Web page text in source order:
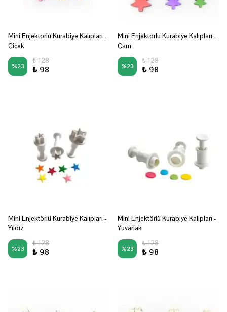
Mini Enjektörlü Kurabiye Kalıpları -
Çiçek
%23
₺ 128
₺ 98
Mini Enjektörlü Kurabiye Kalıpları -
Çam
%23
₺ 128
₺ 98
Mini Enjektörlü Kurabiye Kalıpları -
Yıldız
%23
₺ 128
₺ 98
Mini Enjektörlü Kurabiye Kalıpları -
Yuvarlak
%23
₺ 128
₺ 98